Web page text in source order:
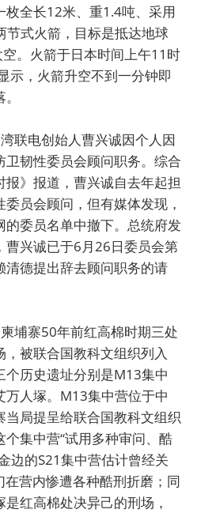
全长12米、重1.4吨、采用
节式火箭，目标是抵达地球
。火箭于日本时间上午11时
示，火箭升空不到一分钟即
湾联电创始人曹兴诚因个人因
韧性委员会顾问职务。综合
》报道，曹兴诚自去年起担
员会顾问，但有媒体发现，
委员名单中撤下。总统府发
曹兴诚已于6月26日委员会第
德提出辞去顾问职务的请
柬埔寨50年前红高棉时期三处
被联合国教科文组织列入
个历史遗址分别是M13集中
人塚。M13集中营位于中
局提呈给联合国教科文组织
集中营“试用多种审问、酷
边的S21集中营估计曾经关
营内惨遭各种酷刑折磨；同
红高棉处决异己的刑场，